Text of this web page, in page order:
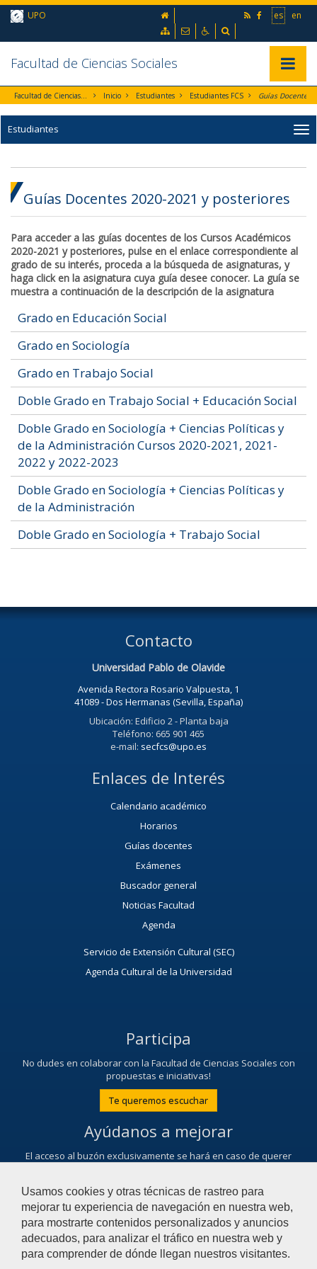
Usamos cookies y otras técnicas de rastreo para
mejorar tu experiencia de navegación en nuestra web,
para mostrarte contenidos personalizados y anuncios
adecuados, para analizar el tráfico en nuestra web y
para comprender de dónde llegan nuestros visitantes.
Ir al contenido principal de la página (alt + s)
Ir a la cabecera de la página (alt + c)
Ir al menú principal (alt + u)
es en
UPO
Mapa webContactoAccesibilidad
Facultad de Ciencias Sociales
Facultad de Ciencias Sociales Inicio Estudiantes Estudiantes FCS Guías Docentes
Estudiantes
Guías Docentes 2020-2021 y posteriores
Para acceder a las guías docentes de los Cursos Académicos
2020-2021 y posteriores, pulse en el enlace correspondiente al
grado de su interés, proceda a la búsqueda de asignaturas, y
haga click en la asignatura cuya guía desee conocer. La guía se
muestra a continuación de la descripción de la asignatura
Grado en Educación Social
Grado en Sociología
Grado en Trabajo Social
Doble Grado en Trabajo Social + Educación Social
Doble Grado en Sociología + Ciencias Políticas y
de la Administración Cursos 2020-2021, 2021-
2022 y 2022-2023
Doble Grado en Sociología + Ciencias Políticas y
de la Administración
Doble Grado en Sociología + Trabajo Social
Contacto
Universidad Pablo de Olavide
Avenida Rectora Rosario Valpuesta, 1
41089 - Dos Hermanas (Sevilla, España)
Ubicación: Edificio 2 - Planta baja
Teléfono: 665 901 465
e-mail: secfcs@upo.es
Enlaces de Interés
Calendario académico
Horarios
Guías docentes
Exámenes
Buscador general
Noticias Facultad
Agenda
Servicio de Extensión Cultural (SEC)
Agenda Cultural de la Universidad
Participa
No dudes en colaborar con la Facultad de Ciencias Sociales con
propuestas e iniciativas!
Te queremos escuchar
Ayúdanos a mejorar
El acceso al buzón exclusivamente se hará en caso de querer
Contacta con nosotros
© 2018 Universidad Pablo de Olavide - Facultad de